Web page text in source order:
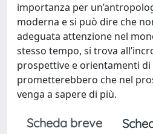
importanza per
moderna e si può dire che
adeguata attenzione nel
stesso tempo, si trova
prospettive e orientamenti
prometterebbero che nel
venga a sapere di più.
Scheda breve